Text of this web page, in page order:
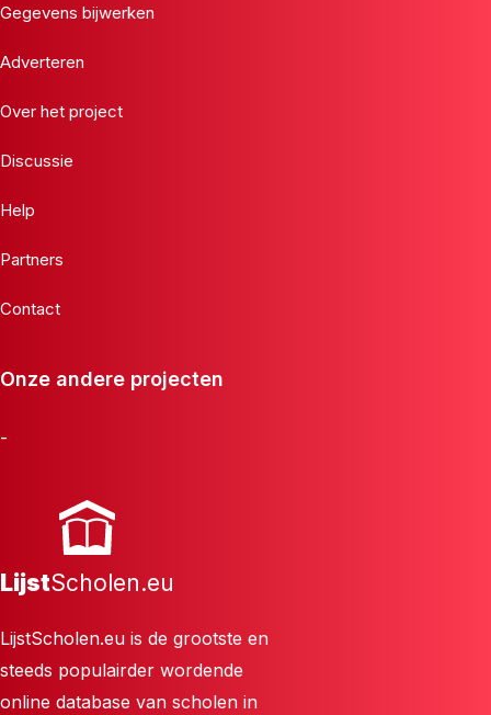
Gegevens bijwerken
Adverteren
Over het project
Discussie
Help
Partners
Contact
Onze andere projecten
-
LijstScholen.eu
LijstScholen.eu is de grootste en
steeds populairder wordende
online database van scholen in